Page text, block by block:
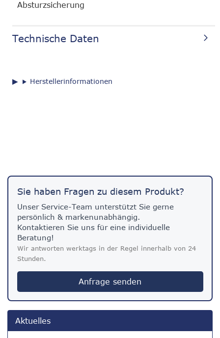
Absturzsicherung
Technische Daten
Herstellerinformationen
Sie haben Fragen zu diesem Produkt?
Unser Service-Team unterstützt Sie gerne
persönlich & markenunabhängig.
Kontaktieren Sie uns für eine individuelle
Beratung!
Wir antworten werktags in der Regel innerhalb von 24
Stunden.
Anfrage senden
Aktuelles